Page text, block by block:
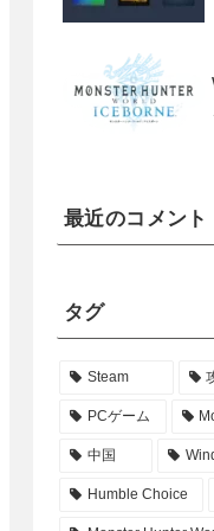
最近のコメント
タグ
Steam
PCゲーム
中国
Humble Choice